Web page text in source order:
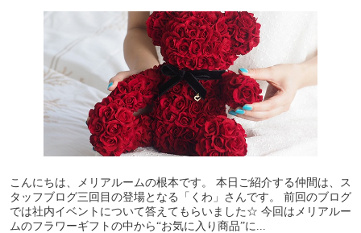
こんにちは、メリアルームの根本です。 本日ご紹介する仲間は、ス
タッフブログ三回目の登場となる「くわ」さんです。 前回のブログ
では社内イベントについて答えてもらいました☆ 今回はメリアルー
ムのフラワーギフトの中から“お気に入り商品”に...